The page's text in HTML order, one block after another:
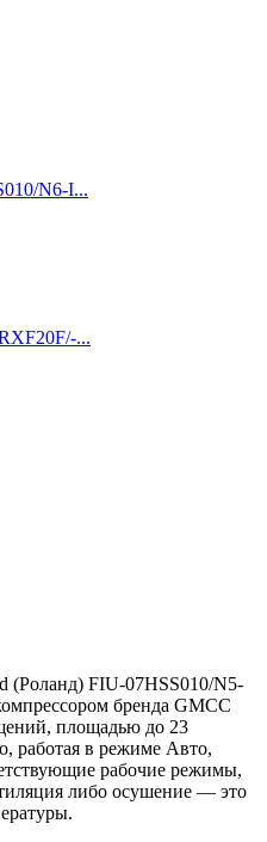
N6-I...
...
(Роланд) FIU-07HSS010/N5-
бренда GMCC
площадью до 23
работая в режиме Авто,
рабочие режимы,
либо осушение — это